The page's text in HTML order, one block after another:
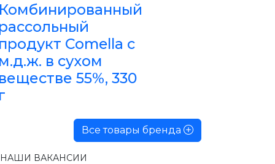
Comella с
в сухом
55%, 330
Все товары бренда
НАШИ ВАКАНСИИ